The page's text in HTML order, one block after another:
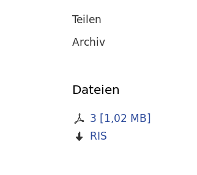
Teilen
Archiv
Dateien
3 [1,02 MB]
RIS